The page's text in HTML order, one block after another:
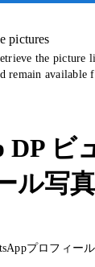
pictures
the picture
remain available
DP ビ
ル写
プロフィー